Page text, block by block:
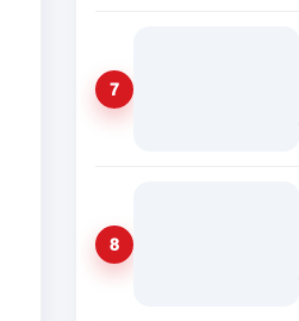
7
8